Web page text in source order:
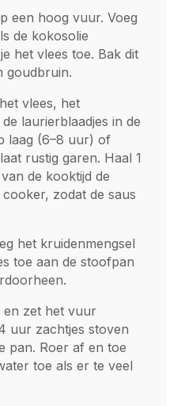
een hoog vuur. Voeg
de kokosolie
het vlees toe. Bak dit
goudbruin.
vlees, het
laurierblaadjes in de
laag (6–8 uur) of
rustig garen. Haal 1
de kooktijd de
zodat de saus
het kruidenmengsel
toe aan de stoofpan
en zet het vuur
uur zachtjes stoven
pan. Roer af en toe
toe als er te veel